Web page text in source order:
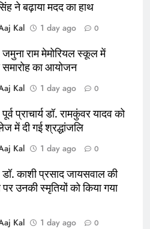
किया प्रदर्शन
बलिया
को मिलेगी नई ट्रेन की सौगात
बलिया
ने बढ़ाया मदद का हाथ
Kal
1 day ago 0
राम मेमोरियल स्कूल में
का आयोजन
Kal
1 day ago 0
प्राचार्य डॉ. रामकुंवर यादव को
में दी गई श्रद्धांजलि
Kal
1 day ago 0
काशी प्रसाद जायसवाल की
पर उनकी स्मृतियों को किया गया
Kal
1 day ago 0